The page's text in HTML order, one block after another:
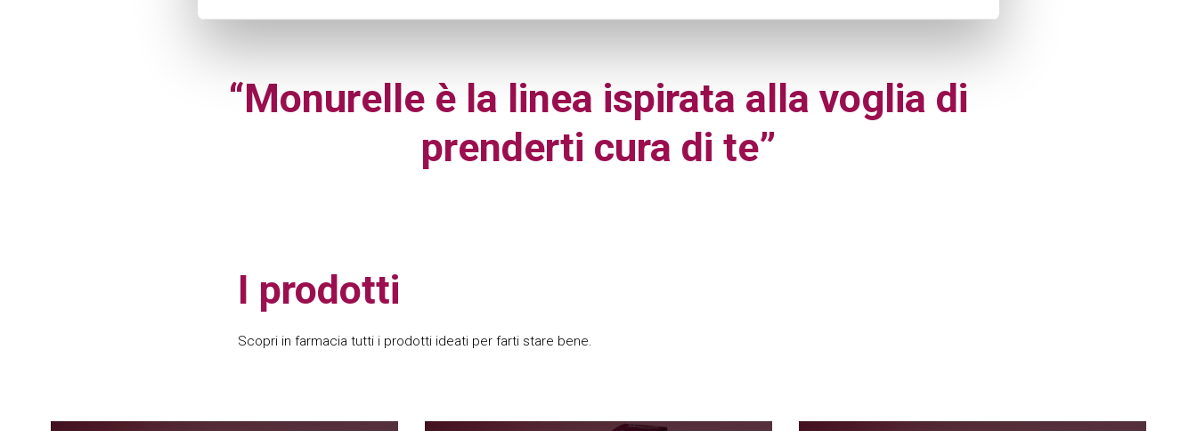
“Monurelle è la linea ispirata alla voglia di
prenderti cura di te”
I prodotti
Scopri in farmacia tutti i prodotti ideati per farti stare bene.